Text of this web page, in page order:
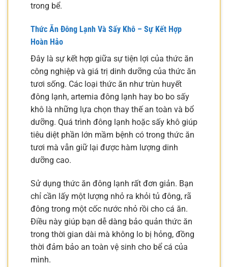
trong bể.
Thức Ăn Đông Lạnh Và Sấy Khô – Sự Kết Hợp
Hoàn Hảo
Đây là sự kết hợp giữa sự tiện lợi của thức ăn
công nghiệp và giá trị dinh dưỡng của thức ăn
tươi sống. Các loại thức ăn như trùn huyết
đông lạnh, artemia đông lạnh hay bo bo sấy
khô là những lựa chọn thay thế an toàn và bổ
dưỡng. Quá trình đông lạnh hoặc sấy khô giúp
tiêu diệt phần lớn mầm bệnh có trong thức ăn
tươi mà vẫn giữ lại được hàm lượng dinh
dưỡng cao.
Sử dụng thức ăn đông lạnh rất đơn giản. Bạn
chỉ cần lấy một lượng nhỏ ra khỏi tủ đông, rã
đông trong một cốc nước nhỏ rồi cho cá ăn.
Điều này giúp bạn dễ dàng bảo quản thức ăn
trong thời gian dài mà không lo bị hỏng, đồng
thời đảm bảo an toàn vệ sinh cho bể cá của
mình.